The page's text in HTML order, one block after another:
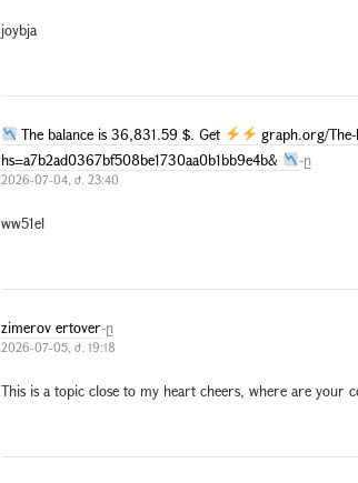
joybja
The balance is 36,831.59 $. Get
graph.org/The-
hs=a7b2ad0367bf508be1730aa0b1bb9e4b&
-ը
2026-07-04, ժ. 23:40
ww51el
zimerov ertover-ը
2026-07-05, ժ. 19:18
This is a topic close to my heart cheers, where are your